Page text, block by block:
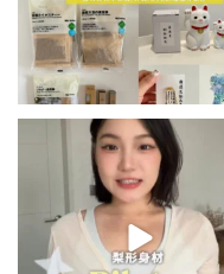
💭留言「美背」傳🔗給你！
🏷️#吉推韓國 🇰🇷
...
49 20